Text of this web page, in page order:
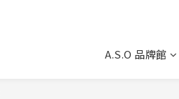
A.S.O 品牌館